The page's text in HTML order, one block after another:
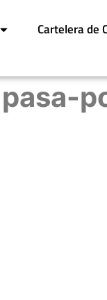
Cartelera de